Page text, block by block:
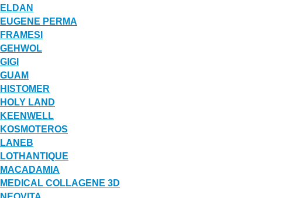
ELDAN
EUGENE PERMA
FRAMESI
GEHWOL
GIGI
GUAM
HISTOMER
HOLY LAND
KEENWELL
KOSMOTEROS
LANEB
LOTHANTIQUE
MACADAMIA
MEDICAL COLLAGENE 3D